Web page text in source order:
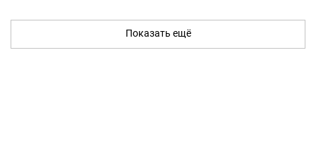
Показать ещё